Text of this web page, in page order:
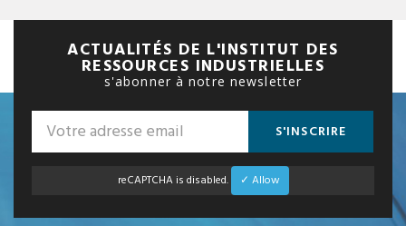
ACTUALITÉS DE L'INSTITUT DES
RESSOURCES INDUSTRIELLES
s'abonner à notre newsletter
S'INSCRIRE
reCAPTCHA is disabled. ✓ Allow